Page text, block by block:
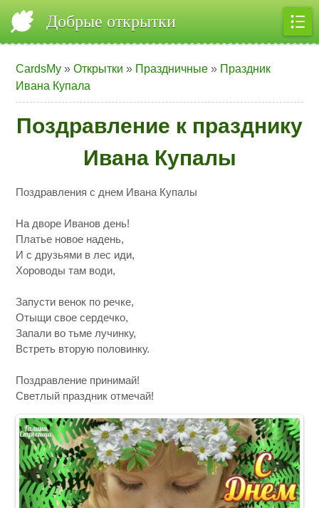
Добрые открытки
CardsMy »Открытки » Праздничные » Праздник
Ивана Купала
Поздравление к празднику
Ивана Купалы
Поздравления с днем Ивана Купалы
На дворе Иванов день!
Платье новое надень,
И с друзьями в лес иди,
Хороводы там води,
Запусти венок по речке,
Отыщи свое сердечко,
Запали во тьме лучинку,
Встреть вторую половинку.
Поздравление принимай!
Светлый праздник отмечай!